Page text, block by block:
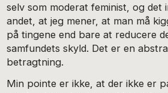
selv som moderat feminist, og
andet, at jeg mener, at man må
på tingene end bare at reducere
samfundets skyld. Det er en
betragtning.
Min pointe er ikke, at der ikke er